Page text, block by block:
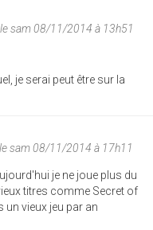
le sam 08/11/2014 à 13h51
je serai peut être sur la
le sam 08/11/2014 à 17h11
je ne joue plus du
titres comme Secret of
un vieux jeu par an